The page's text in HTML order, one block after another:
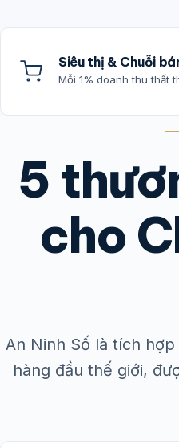
Siêu thị & Chuỗi
Mỗi 1% doanh thu thất
5
cho
An Ninh Số là tích
hàng đầu thế giới,